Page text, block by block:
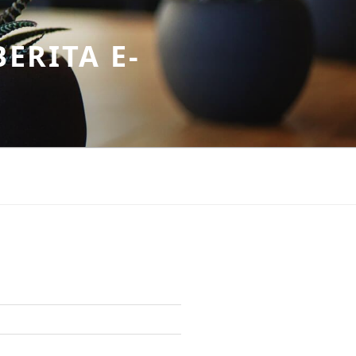
E-